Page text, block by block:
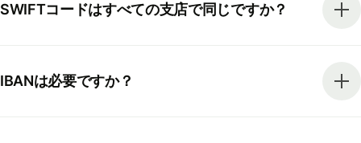
SWIFTコードはすべての支店で同じですか？
IBANは必要ですか？